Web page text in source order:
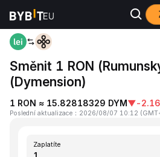
Domů RON to DYM
Směnit 1 RON
(Dymension)
1 RON ≈ 15.82818329 DYM▼-
Poslední aktualizace ： 2026/08/07 10:12 (
Zaplatíte